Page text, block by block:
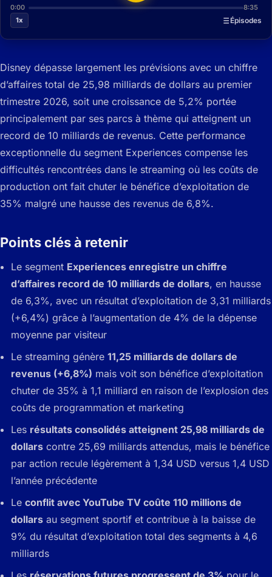
0:00
8:35
1x
Épisodes
Disney dépasse largement les prévisions avec un chiffre
d’affaires total de 25,98 milliards de dollars au premier
trimestre 2026, soit une croissance de 5,2% portée
principalement par ses parcs à thème qui atteignent un
record de 10 milliards de revenus. Cette performance
exceptionnelle du segment Experiences compense les
difficultés rencontrées dans le streaming où les coûts de
production ont fait chuter le bénéfice d’exploitation de
35% malgré une hausse des revenus de 6,8%.
Points clés à retenir
Le segment Experiences enregistre un chiffre
d’affaires record de 10 milliards de dollars, en hausse
de 6,3%, avec un résultat d’exploitation de 3,31 milliards
(+6,4%) grâce à l’augmentation de 4% de la dépense
moyenne par visiteur
Le streaming génère 11,25 milliards de dollars de
revenus (+6,8%) mais voit son bénéfice d’exploitation
chuter de 35% à 1,1 milliard en raison de l’explosion des
coûts de programmation et marketing
Les résultats consolidés atteignent 25,98 milliards de
dollars contre 25,69 milliards attendus, mais le bénéfice
par action recule légèrement à 1,34 USD versus 1,4 USD
l’année précédente
Le conflit avec YouTube TV coûte 110 millions de
dollars au segment sportif et contribue à la baisse de
9% du résultat d’exploitation total des segments à 4,6
milliards